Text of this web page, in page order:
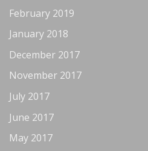
February 2019
January 2018
December 2017
November 2017
July 2017
June 2017
May 2017